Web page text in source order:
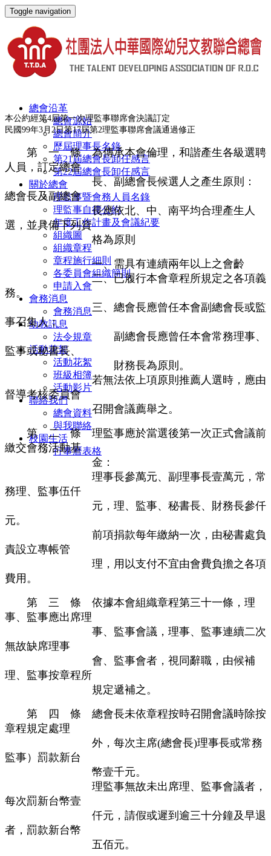
Toggle navigation
總會沿革
總會源始
總會簡介
歷屆理事長名錄
第21屆總會長卸任感言
第22屆總會長卸任感言
關於總會
理監事暨會務人員名錄
理監事自律公約
年度工作計畫及會議紀要
組織圖
組織章程
章程施行細則
各委員會組織簡則
申請入會
會務消息
會務消息
幼教訊息
法令規章
活動花絮
活動花絮
班級相簿
活動影片
聯絡我們
總會資料
與我聯絡
校園生活
行事曆表格
本公約經第4屆第一次理監事聯席會決議訂定
民國99年3月2日第17屆第2理監事聯席會議通過修正
第 一 條 為傳承本會倫理，和諧產生各級選聘
人員，訂定總會
長、副總會長候選人之產生原則：
總會長及副總會
長應依北、中、南平均合理產生人
選，並具備下列資
格為原則
一、需具有連續兩年以上之會齡
二、已履行本會章程所規定之各項義
務。
三、總會長應曾任本會副總會長或監
事召集人；
副總會長應曾任本會常務理事、
監事或秘書長、
財務長為原則。
若無法依上項原則推薦人選時，應由
督導考核委員會
召開會議薦舉之。
第 二 條 理監事應於當選後第一次正式會議前
繳交會務活動基
金：
理事長參萬元、副理事長壹萬元，常
務理、監事伍仟
元，理、監事、秘書長、財務長參仟
元。
前項捐款每年繳納一次，由秘書處負
責設立專帳管
理，用以支付不宜由會費負擔之各項
費用。
第 三 條 依據本會組織章程第三十一條，理
事、監事應出席理
事、監事會議，理事、監事連續二次
無故缺席理事
會、監事會者，視同辭職，由候補
理、監事按章程所
規定遞補之。
第 四 條
總會長未依章程按時召開會議時除按
章程規定處理
外，每次主席(總會長)理事長或常務
監事）罰款新台
幣壹千元。
理監事無故未出席理、監事會議者，
每次罰新台幣壹
仟元，請假或遲到逾三十分鐘及早退
者，罰款新台幣
五佰元。